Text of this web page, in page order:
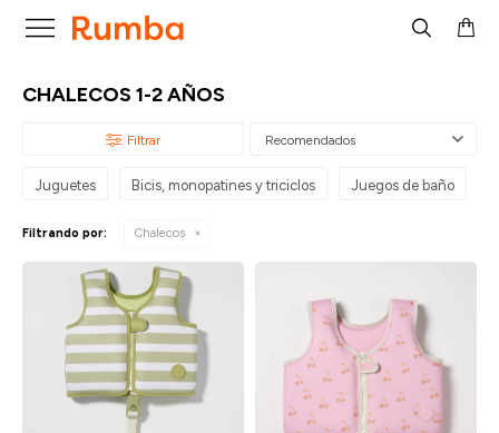

CHALECOS 1-2 AÑOS
Recomendados
Juguetes Bicis, monopatines y triciclos Juegos de baño
Filtrando por: Chalecos